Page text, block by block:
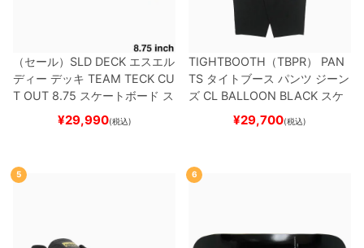
（セール） SLD DECK エスエル
ディー デッキ TEAM TECK CU
T OUT 8.75 スケートボード ス
¥29,990(税込)
TIGHTBOOTH（TBPR） PAN
TS タイトブース パンツ ジーン
ズ CL BALLOON BLACK スケ
ートボード スケボー
¥29,700(税込)
5 6